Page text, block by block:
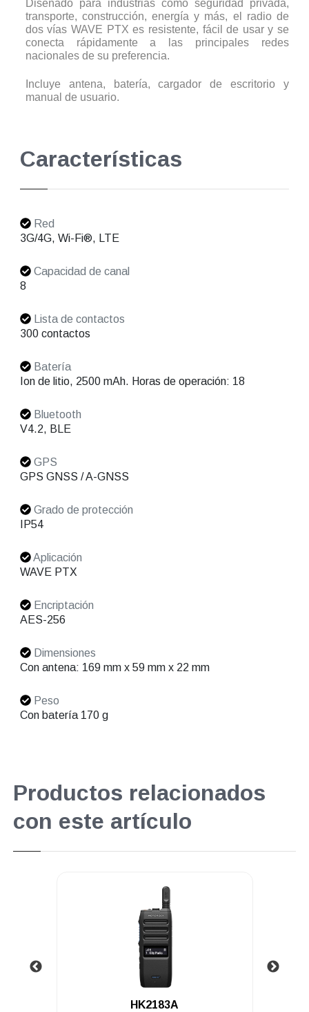
Diseñado para industrias como seguridad privada,
transporte, construcción, energía y más, el radio de
dos vías WAVE PTX es resistente, fácil de usar y se
conecta rápidamente a las principales redes
nacionales de su preferencia.
Incluye antena, batería, cargador de escritorio y
manual de usuario.
Características
Red
3G/4G, Wi-Fi®, LTE
Capacidad de canal
8
Lista de contactos
300 contactos
Batería
Ion de litio, 2500 mAh. Horas de operación: 18
Bluetooth
V4.2, BLE
GPS
GPS GNSS / A-GNSS
Grado de protección
IP54
Aplicación
WAVE PTX
Encriptación
AES-256
Dimensiones
Con antena: 169 mm x 59 mm x 22 mm
Peso
Con batería 170 g
Productos relacionados
con este artículo
.
HK2183A